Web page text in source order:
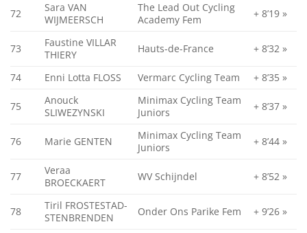
72
Sara VAN
WIJMEERSCH
The Lead Out Cycling
Academy Fem
+ 8’19 »
73
Faustine VILLAR
THIERY
Hauts-de-France + 8’32 »
74 Enni Lotta FLOSS Vermarc Cycling Team + 8’35 »
75
Anouck
SLIWEZYNSKI
Minimax Cycling Team
Juniors
+ 8’37 »
76 Marie GENTEN
Minimax Cycling Team
Juniors
+ 8’44 »
77
Veraa
BROECKAERT
WV Schijndel + 8’52 »
78
Tiril FROSTESTAD-
STENBRENDEN
Onder Ons Parike Fem + 9’26 »